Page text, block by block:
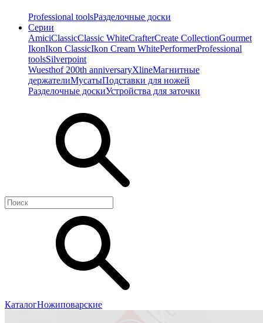
Professional toolsРазделочные доски
Серии
AmiciClassicClassic WhiteCrafterCreate CollectionGourmet
IkonIkon ClassiсIkon Cream WhitePerformerProfessional
toolsSilverpoint
Wuesthof 200th anniversaryXlineМагнитные
держателиМусатыПодставки для ножей
Разделочные доскиУстройства для заточки
КаталогНожиповарские